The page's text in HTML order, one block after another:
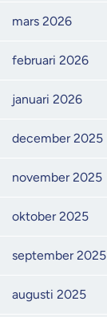
mars 2026
februari 2026
januari 2026
december 2025
november 2025
oktober 2025
september 2025
augusti 2025